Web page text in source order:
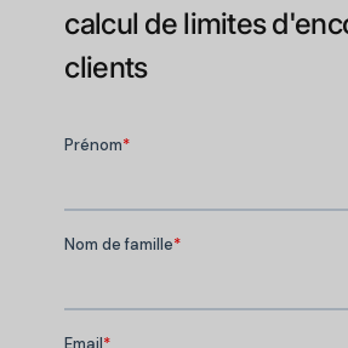
calcul de limites
clients